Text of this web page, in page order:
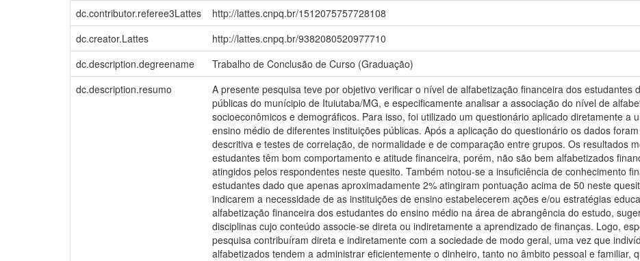
dc.contributor.referee3Lattes
http://lattes.cnpq.br/1512075757728108
dc.creator.Lattes
http://lattes.cnpq.br/9382080520977710
dc.description.degreename
Trabalho de Conclusão de Curso (Graduação)
dc.description.resumo
A presente pesquisa teve por objetivo verificar o nível de alfabetização financeira dos estudantes
públicas do munícipio de Ituiutaba/MG, e especificamente analisar a associação do nível de
socioeconômicos e demográficos. Para isso, foi utilizado um questionário aplicado diretamente a
ensino médio de diferentes instituições públicas. Após a aplicação do questionário os dados
descritiva e testes de correlação, de normalidade e de comparação entre grupos. Os resultados
estudantes têm bom comportamento e atitude financeira, porém, não são bem alfabetizados
atingidos pelos respondentes neste quesito. Também notou-se a insuficiência de conhecimento
estudantes dado que apenas aproximadamente 2% atingiram pontuação acima de 50 neste
indicarem a necessidade de as instituições de ensino estabelecerem ações e/ou estratégias
alfabetização financeira dos estudantes do ensino médio na área de abrangência do estudo,
disciplinas cujo conteúdo associe-se direta ou indiretamente a aprendizado de finanças. Logo,
pesquisa contribuíram direta e indiretamente com a sociedade de modo geral, uma vez que
alfabetizados tendem a administrar eficientemente o dinheiro, tanto no âmbito pessoal e familiar,